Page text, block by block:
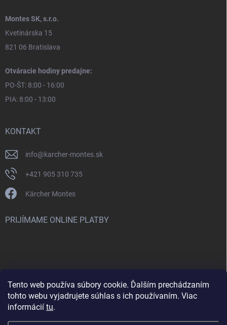
Tento web používa súbory cookie. Ďalším prechádzaním
tohto webu vyjadrujete súhlas s ich používaním. Viac
informácií tu.
Montes SK, s.r.o.
Kvetinárska 15
821 06 Bratislava
Otváracie hodiny predajne:
PO-ŠT: 8:00 - 16:00
PIA: 8:00 - 13:00
KONTAKT
info@karcher-montes.sk
+421 905 310 735
Kärcher Montes
PRIJÍMAME ONLINE PLATBY
Nenašli ste čo ste hľadali? Máte záujem o inú značku? Skúste
navštíviť aj našu stránku Montclean.sk